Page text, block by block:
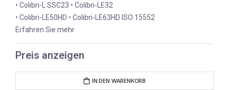
• Colibri-L SSC23 • Colibri-LE32
• Colibri-LE50HD • Colibri-LE63HD ISO 15552
Erfahren Sie mehr
Preis anzeigen
IN DEN WARENKORB